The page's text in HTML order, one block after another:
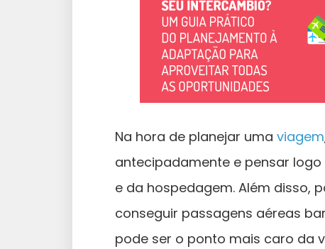
Na hora de planejar uma viagem
antecipadamente e pensar
e da hospedagem. Além disso,
conseguir passagens aéreas
pode ser o ponto mais caro da